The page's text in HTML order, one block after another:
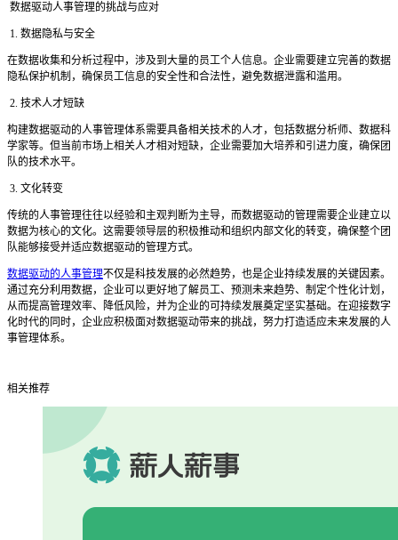
数据驱动人事管理的挑战与应对
1. 数据隐私与安全
在数据收集和分析过程中，涉及到大量的员工个人信息。企业需要建立完善的数据
隐私保护机制，确保员工信息的安全性和合法性，避免数据泄露和滥用。
2. 技术人才短缺
构建数据驱动的人事管理体系需要具备相关技术的人才，包括数据分析师、数据科
学家等。但当前市场上相关人才相对短缺，企业需要加大培养和引进力度，确保团
队的技术水平。
3. 文化转变
传统的人事管理往往以经验和主观判断为主导，而数据驱动的管理需要企业建立以
数据为核心的文化。这需要领导层的积极推动和组织内部文化的转变，确保整个团
队能够接受并适应数据驱动的管理方式。
数据驱动的人事管理不仅是科技发展的必然趋势，也是企业持续发展的关键因素。
通过充分利用数据，企业可以更好地了解员工、预测未来趋势、制定个性化计划，
从而提高管理效率、降低风险，并为企业的可持续发展奠定坚实基础。在迎接数字
化时代的同时，企业应积极面对数据驱动带来的挑战，努力打造适应未来发展的人
事管理体系。
相关推荐